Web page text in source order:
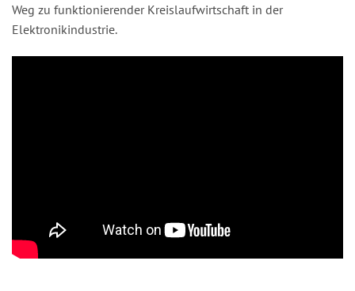
Weg zu funktionierender Kreislaufwirtschaft in der
Elektronikindustrie.